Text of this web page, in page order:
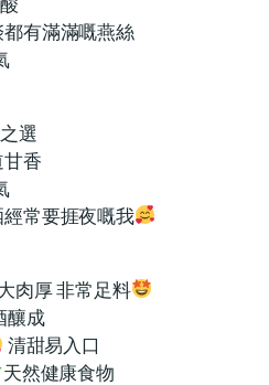
有滿滿嘅燕絲
選
香
常要捱夜嘅我
肉厚 非常足料
釀成
清甜易入口
天然健康食物